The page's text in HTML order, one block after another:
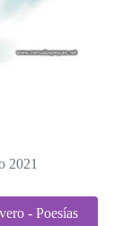
2021
- Poesías